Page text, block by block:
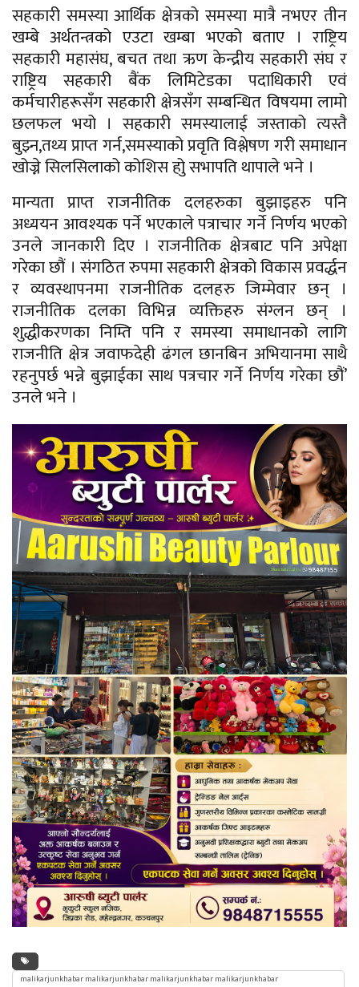
सहकारी समस्या आर्थिक क्षेत्रको समस्या मात्रै नभएर तीन
खम्बे अर्थतन्त्रको एउटा खम्बा भएको बताए । राष्ट्रिय
सहकारी महासंघ, बचत तथा ऋण केन्द्रीय सहकारी संघ र
राष्ट्रिय सहकारी बैंक लिमिटेडका पदाधिकारी एवं
कर्मचारीहरूसँग सहकारी क्षेत्रसँग सम्बन्धित विषयमा लामो
छलफल भयो । सहकारी समस्यालाई जस्ताको त्यस्तै
बुझ्न,तथ्य प्राप्त गर्न,समस्याको प्रवृति विश्लेषण गरी समाधान
खोज्ने सिलसिलाको कोशिस होु सभापति थापाले भने ।
मान्यता प्राप्त राजनीतिक दलहरुका बुझाइहरु पनि
अध्ययन आवश्यक पर्ने भएकाले पत्राचार गर्ने निर्णय भएको
उनले जानकारी दिए । राजनीतिक क्षेत्रबाट पनि अपेक्षा
गरेका छौं । संगठित रुपमा सहकारी क्षेत्रको विकास प्रवर्द्धन
र व्यवस्थापनमा राजनीतिक दलहरु जिम्मेवार छन् ।
राजनीतिक दलका विभिन्न व्यक्तिहरु संग्लन छन् ।
शुद्धीकरणका निम्ति पनि र समस्या समाधानको लागि
राजनीति क्षेत्र जवाफदेही ढंगल छानबिन अभियानमा साथै
रहनुपर्छ भन्ने बुझाईका साथ पत्रचार गर्ने निर्णय गरेका छौं’
उनले भने ।
malikarjunkhabar malikarjunkhabar malikarjunkhabar malikarjunkhabar